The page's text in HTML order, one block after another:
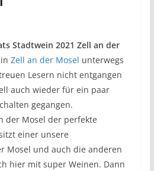
Stadtwein 2021 Zell an der
Zell an der Mosel unterwegs
Lesern nicht entgangen
auch wieder für ein paar
gegangen.
der Mosel der perfekte
einer unsere
Mosel und auch die anderen
hier mit super Weinen. Dann